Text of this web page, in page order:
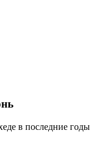
в последние годы